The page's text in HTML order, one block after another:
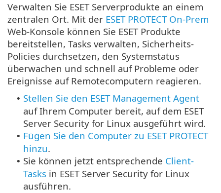
Verwalten Sie ESET Serverprodukte an einem
zentralen Ort. Mit der ESET PROTECT On-Prem
Web-Konsole können Sie ESET Produkte
bereitstellen, Tasks verwalten, Sicherheits-
Policies durchsetzen, den Systemstatus
überwachen und schnell auf Probleme oder
Ereignisse auf Remotecomputern reagieren.
• Stellen Sie den ESET Management Agent
auf Ihrem Computer bereit, auf dem ESET
Server Security for Linux ausgeführt wird.
• Fügen Sie den Computer zu ESET PROTECT
hinzu.
• Sie können jetzt entsprechende Client-
Tasks in ESET Server Security for Linux
ausführen.